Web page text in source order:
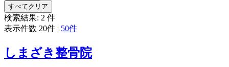
すべてクリア
検索結果: 2 件
表示件数 20件 | 50件
しまざき整骨院